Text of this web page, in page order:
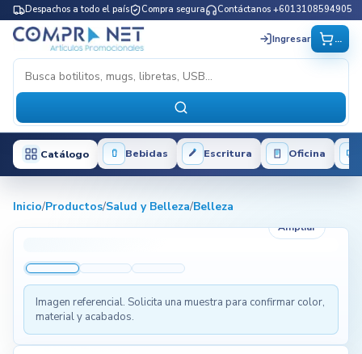
Despachos a todo el país Compra segura Contáctanos +6013108594905
Ingresar ...
Catálogo Bebidas Escritura Oficina
Inicio/Productos/Salud y Belleza/Belleza
Ampliar
Imagen referencial. Solicita una muestra para confirmar color,
material y acabados.